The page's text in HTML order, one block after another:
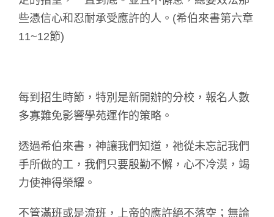
些憑信心和忍耐承受應許的人。(希伯來書第六章
11~12節)
每到招生時節，特別是新開辦的分校，報名人數
多寡難免影響學苑運作的策略。
透過希伯來書，神讓我們知道，祂從未忘記我們
手所做的工，我們只要殷勤不懈，心不冷漠，竭
力使神得榮耀。
不管滿班或是流班，上帝的應許絕不落空；無論